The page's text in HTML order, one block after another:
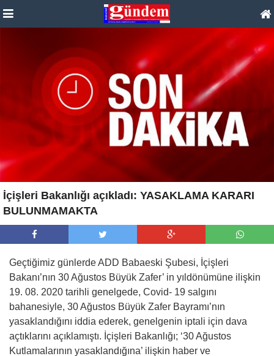
İçişleri Bakanlığı açıkladı: YASAKLAMA KARARI
BULUNMAMAKTA
Geçtiğimiz günlerde ADD Babaeski Şubesi, İçişleri
Bakanı’nın 30 Ağustos Büyük Zafer’ in yıldönümüne ilişkin
19. 08. 2020 tarihli genelgede, Covid- 19 salgını
bahanesiyle, 30 Ağustos Büyük Zafer Bayramı’nın
yasaklandığını iddia ederek, genelgenin iptali için dava
açtıklarını açıklamıştı. İçişleri Bakanlığı; ‘30 Ağustos
Kutlamalarının yasaklandığına’ ilişkin haber ve